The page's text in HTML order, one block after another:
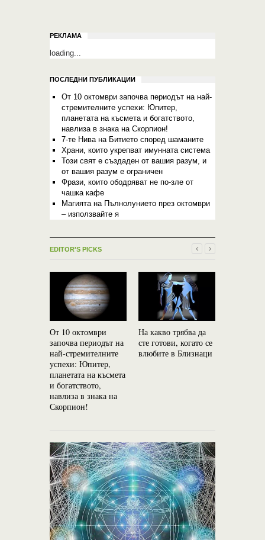
РЕКЛАМА
loading...
ПОСЛЕДНИ ПУБЛИКАЦИИ
От 10 октомври започва периодът на най-
стремителните успехи: Юпитер,
планетата на късмета и богатството,
навлиза в знака на Скорпион!
7-те Нива на Битието според шаманите
Храни, които укрепват имунната система
Този свят е създаден от вашия разум, и
от вашия разум е ограничен
Фрази, които ободряват не по-зле от
чашка кафе
Магията на Пълнолунието през октомври
– използвайте я
EDITOR'S PICKS
От 10 октомври
започва периодът на
най-стремителните
успехи: Юпитер,
планетата на късмета
и богатството,
навлиза в знака на
Скорпион!
На какво трябва да
сте готови, когато се
влюбите в Близнаци